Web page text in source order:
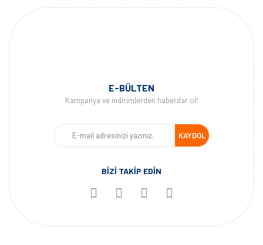
E-BÜLTEN
Kampanya ve indirimlerden haberdar ol!
KAYDOL
BİZİ TAKİP EDİN